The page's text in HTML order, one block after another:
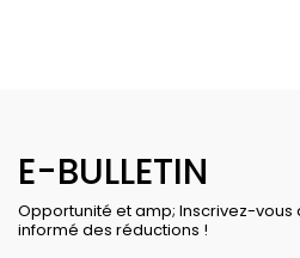
E-BULLETIN
Opportunité et amp; Inscrivez-
informé des réductions !